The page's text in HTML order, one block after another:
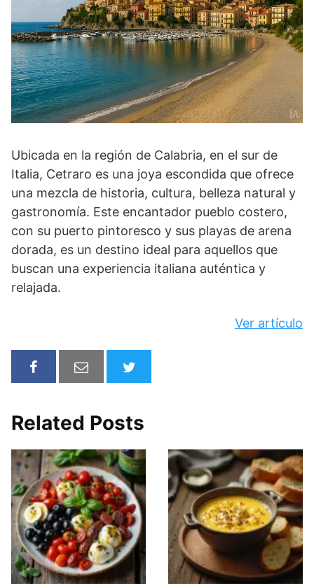
Ubicada en la región de Calabria, en el sur de
Italia, Cetraro es una joya escondida que ofrece
una mezcla de historia, cultura, belleza natural y
gastronomía. Este encantador pueblo costero,
con su puerto pintoresco y sus playas de arena
dorada, es un destino ideal para aquellos que
buscan una experiencia italiana auténtica y
relajada.
Ver artículo
Related Posts